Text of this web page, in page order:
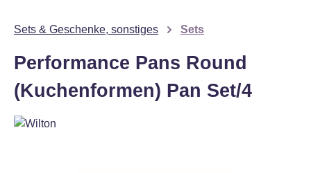
Sets & Geschenke, sonstiges Sets
Performance Pans Round
(Kuchenformen) Pan Set/4